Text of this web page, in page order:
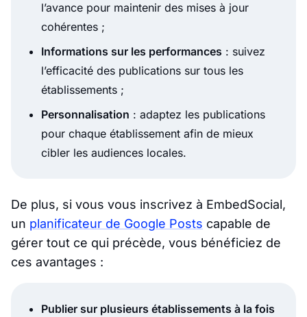
l’avance pour maintenir des mises à jour
cohérentes ;
Informations sur les performances : suivez
l’efficacité des publications sur tous les
établissements ;
Personnalisation : adaptez les publications
pour chaque établissement afin de mieux
cibler les audiences locales.
De plus, si vous vous inscrivez à EmbedSocial,
un planificateur de Google Posts capable de
gérer tout ce qui précède, vous bénéficiez de
ces avantages :
Publier sur plusieurs établissements à la fois